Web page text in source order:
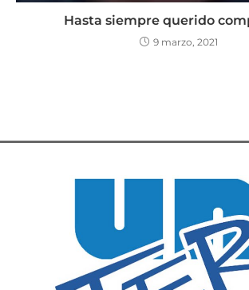
Hasta siempre querido
9 marzo, 2021